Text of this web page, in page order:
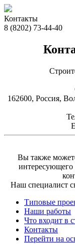
Контакты
8 (8202) 73-44-40
162600, Россия,
Вы также
интересующего
Наш специалист
Типовые
Наши работы
Что входит в
Контакты
Перейти на